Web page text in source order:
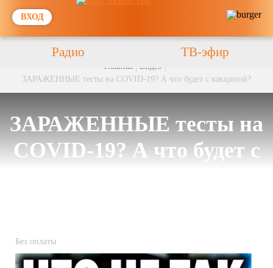
ВХОД
Радио ТВ-эфир
Главная
Видео
ЗАРАЖЕННЫЕ тесты на COVID-19? А что будет с вакциной?
ЗАРАЖЕННЫЕ тесты на
COVID-19? А что будет с
Без оплаты